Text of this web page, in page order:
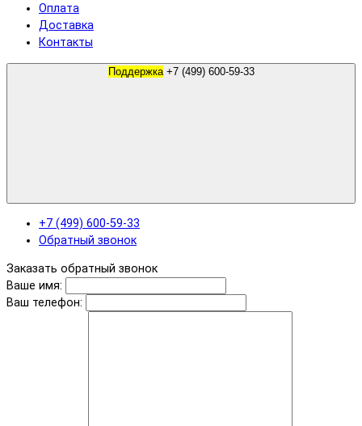
Оплата
Доставка
Контакты
Поддержка +7 (499) 600-59-33
+7 (499) 600-59-33
Обратный звонок
Заказать обратный звонок
Ваше имя:
Ваш телефон: